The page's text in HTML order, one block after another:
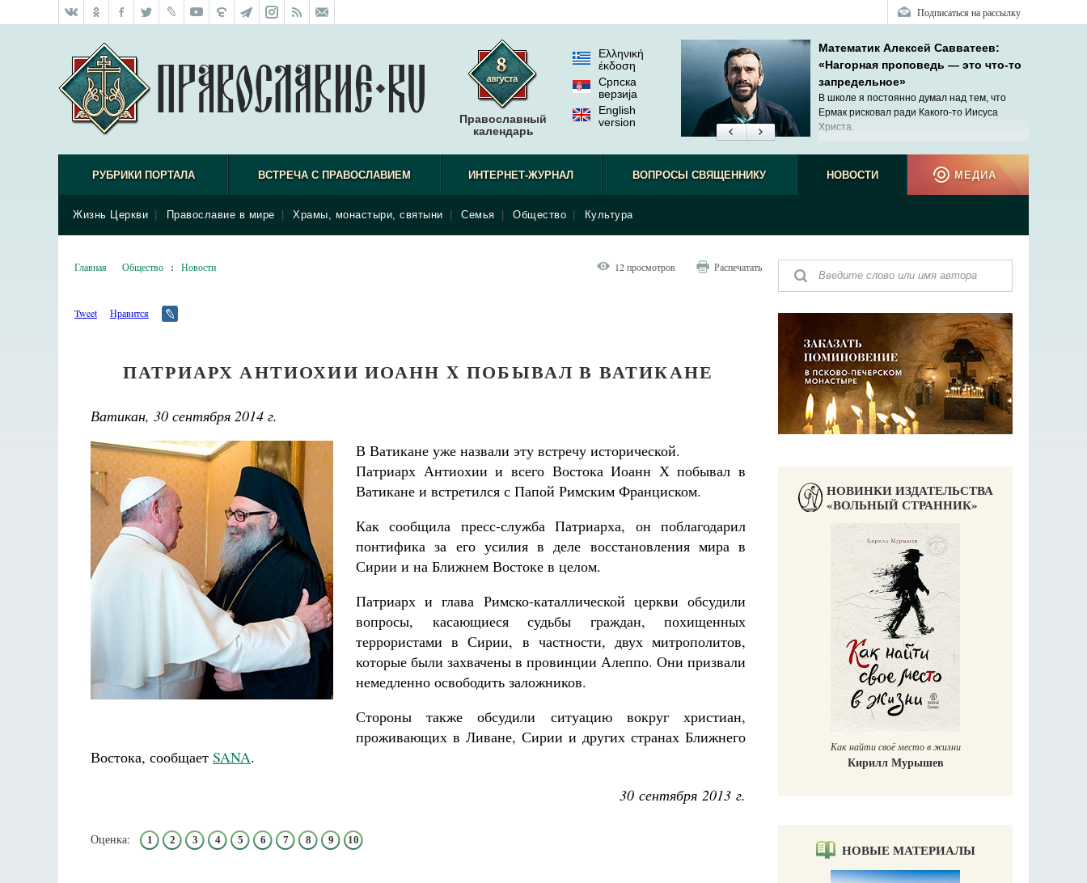
Подписаться на рассылку
Православный
календарь
Ελληνική
έκδοση
Српска
верзиjа
English
version
Математик Алексей Савватеев:
«Нагорная проповедь — это что-то
запредельное»
В школе я постоянно думал над тем, что
Ермак рисковал ради Какого-то Иисуса
Христа.
РУБРИКИ ПОРТАЛА ВСТРЕЧА С ПРАВОСЛАВИЕМ ИНТЕРНЕТ-ЖУРНАЛ ВОПРОСЫ СВЯЩЕННИКУ НОВОСТИ
Жизнь Церкви Православие в мире Храмы, монастыри, святыни Семья Общество Культура
МЕДИА
Главная Общество : Новости 12 просмотров Распечатать
Tweet Нравится
ПАТРИАРХ АНТИОХИИ ИОАНН X ПОБЫВАЛ В ВАТИКАНЕ
Ватикан, 30 сентября 2014 г.
В Ватикане уже назвали эту встречу исторической.
Патриарх Антиохии и всего Востока Иоанн Х побывал в
Ватикане и встретился с Папой Римским Франциском.
Как сообщила пресс-служба Патриарха, он поблагодарил
понтифика за его усилия в деле восстановления мира в
Сирии и на Ближнем Востоке в целом.
Патриарх и глава Римско-каталлической церкви обсудили
вопросы, касающиеся судьбы граждан, похищенных
террористами в Сирии, в частности, двух митрополитов,
которые были захвачены в провинции Алеппо. Они призвали
немедленно освободить заложников.
Стороны также обсудили ситуацию вокруг христиан,
проживающих в Ливане, Сирии и других странах Ближнего
Востока, сообщает SANA.
30 сентября 2013 г.
Оценка: 1 2 3 4 5 6 7 8 9 10
НОВИНКИ ИЗДАТЕЛЬСТВА
«ВОЛЬНЫЙ СТРАННИК»
Как найти своё место в жизни
Кирилл Мурышев
НОВЫЕ МАТЕРИАЛЫ